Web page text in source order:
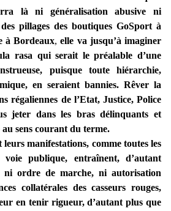
là ni généralisation abusive ni
pillages des boutiques GoSport à
à Bordeaux,elle va jusqu’à imaginer
rasa qui serait le préalable d’une
puisque toute hiérarchie,
en seraient bannies. Rêver la
régaliennes de l’Etat, Justice, Police
jeter dans les bras délinquants et
sens courant du terme.
manifestations, comme toutes les
publique, entraînent, d’autant
ni ordre de marche, ni autorisation
collatérales des casseurs rouges,
en tenir rigueur, d’autant plus que